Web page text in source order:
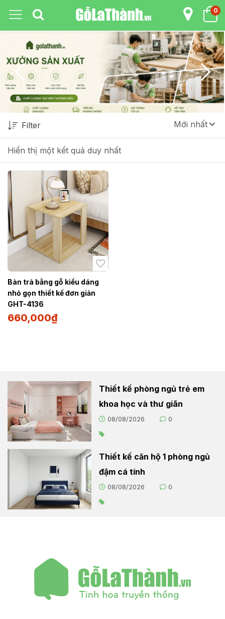
0
Hiển thị một kết quả duy nhất
Filter Mới nhất
Bàn trà bằng gỗ kiểu dáng
nhỏ gọn thiết kế đơn giản
GHT-4136
660,000₫
Thiết kế phòng ngủ trẻ em
khoa học và thư giãn
08/08/2026 0
Thiết kế căn hộ 1 phòng ngủ
đậm cá tính
08/08/2026 0